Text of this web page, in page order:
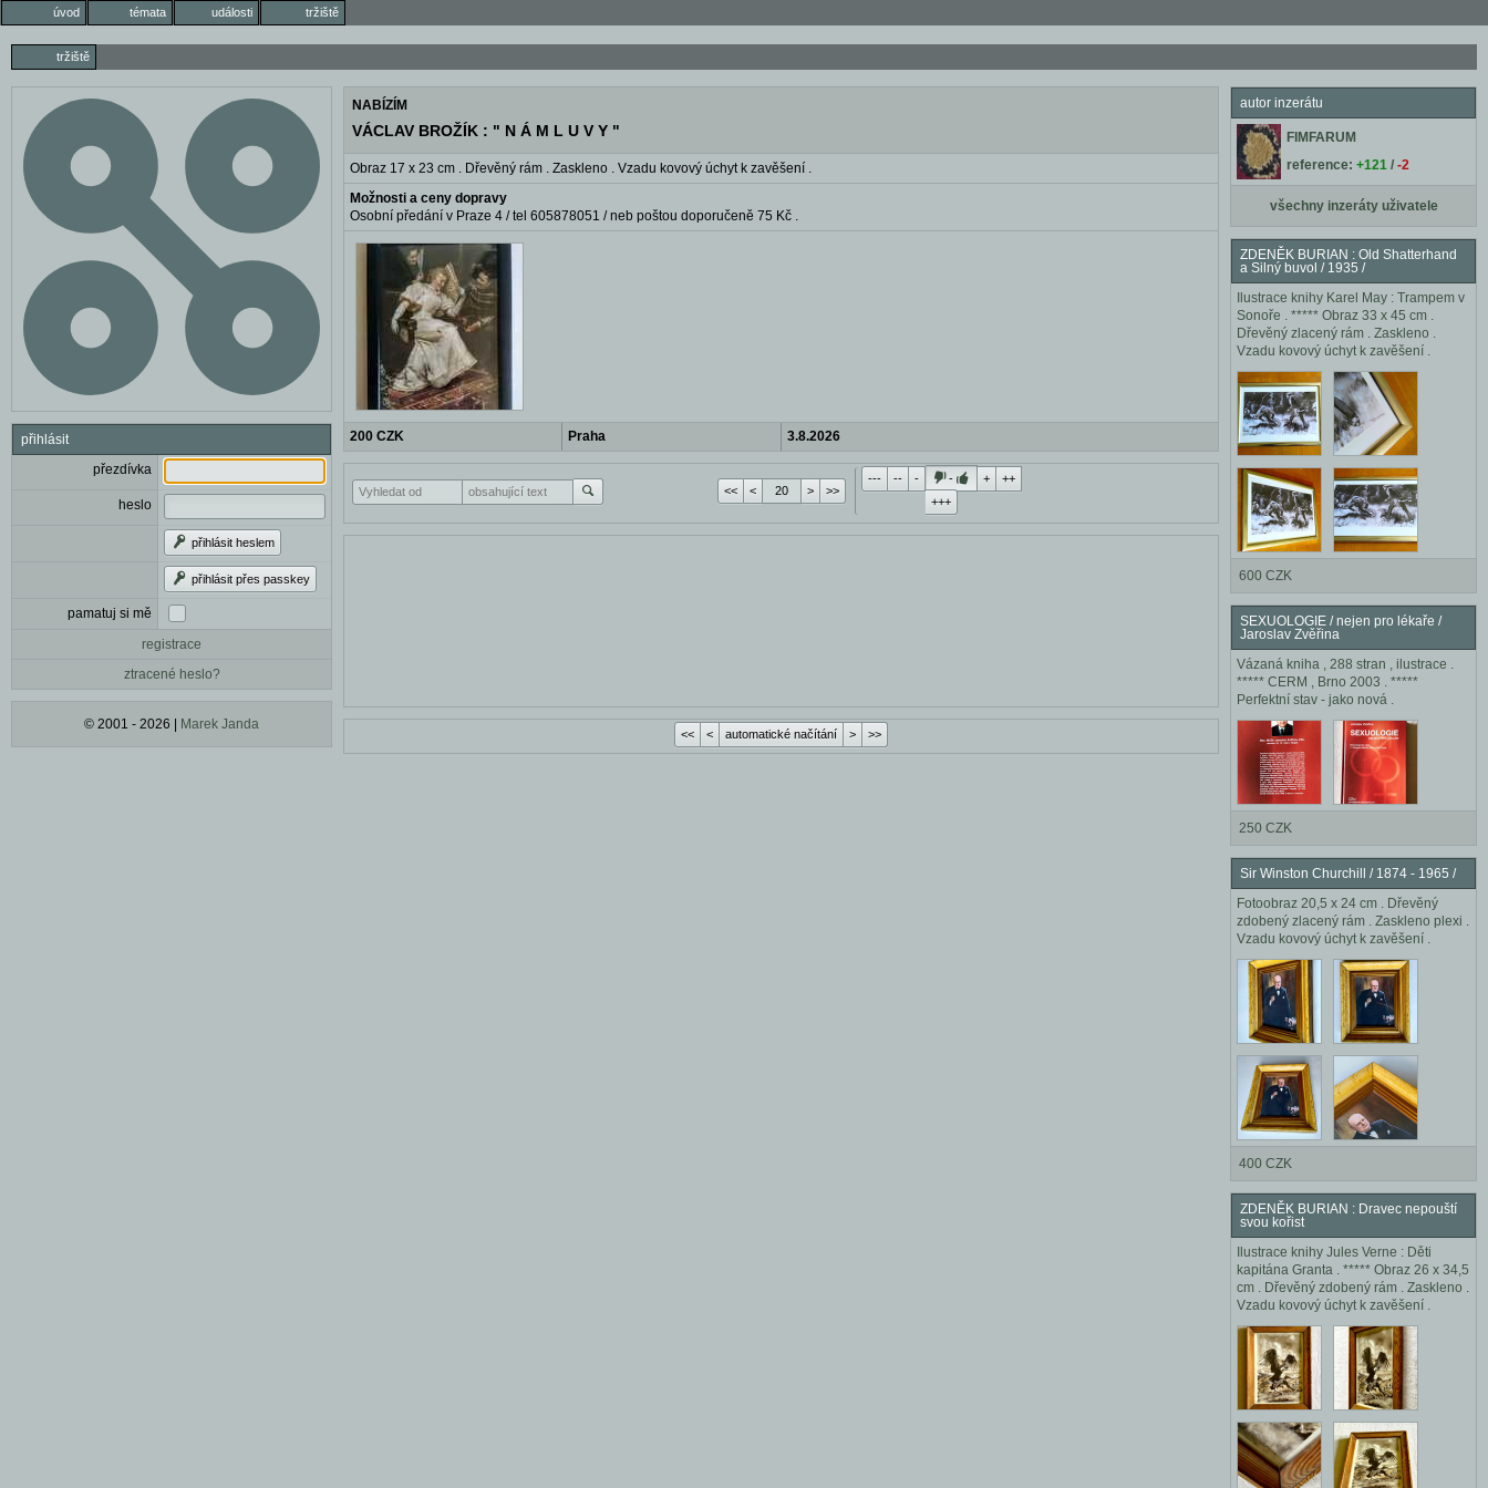
úvod témata události tržiště
tržiště
přihlásit
přezdívka
heslo
přihlásit heslem
přihlásit přes passkey
pamatuj si mě
registrace
ztracené heslo?
© 2001 - 2026 | Marek Janda
autor inzerátu
FIMFARUM
reference:+121 /-2
všechny inzeráty uživatele
ZDENĚK BURIAN : Old Shatterhand
a Silný buvol / 1935 /
Ilustrace knihy Karel May : Trampem v
Sonoře . ***** Obraz 33 x 45 cm .
Dřevěný zlacený rám . Zaskleno .
Vzadu kovový úchyt k zavěšení .
600 CZK
SEXUOLOGIE / nejen pro lékaře /
Jaroslav Zvěřina
Vázaná kniha , 288 stran , ilustrace .
***** CERM , Brno 2003 . *****
Perfektní stav - jako nová .
250 CZK
Sir Winston Churchill / 1874 - 1965 /
Fotoobraz 20,5 x 24 cm . Dřevěný
zdobený zlacený rám . Zaskleno plexi .
Vzadu kovový úchyt k zavěšení .
400 CZK
ZDENĚK BURIAN : Dravec nepouští
svou kořist
Ilustrace knihy Jules Verne : Děti
kapitána Granta . ***** Obraz 26 x 34,5
cm . Dřevěný zdobený rám . Zaskleno .
Vzadu kovový úchyt k zavěšení .
NABÍZÍM
VÁCLAV BROŽÍK : " N Á M L U V Y "
Obraz 17 x 23 cm . Dřevěný rám . Zaskleno . Vzadu kovový úchyt k zavěšení .
Možnosti a ceny dopravy
Osobní předání v Praze 4 / tel 605878051 / neb poštou doporučeně 75 Kč .
200 CZK Praha 3.8.2026
<< < > >>
--- -- - - +
++
+++
<< < automatické načítání > >>